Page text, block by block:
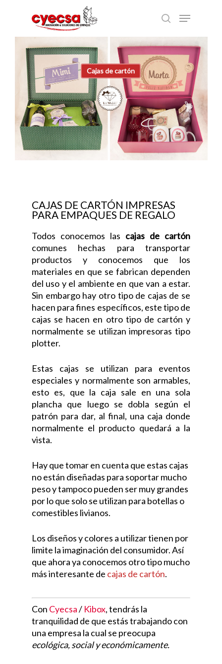
search
Menu
Cajas de cartón
CAJAS DE CARTÓN IMPRESAS
PARA EMPAQUES DE REGALO
Todos conocemos las cajas de cartón
comunes hechas para transportar
productos y conocemos que los
materiales en que se fabrican dependen
del uso y el ambiente en que van a estar.
Sin embargo hay otro tipo de cajas de se
hacen para fines específicos, este tipo de
cajas se hacen en otro tipo de cartón y
normalmente se utilizan impresoras tipo
plotter.
Estas cajas se utilizan para eventos
especiales y normalmente son armables,
esto es, que la caja sale en una sola
plancha que luego se dobla según el
patrón para dar, al final, una caja donde
normalmente el producto quedará a la
vista.
Hay que tomar en cuenta que estas cajas
no están diseñadas para soportar mucho
peso y tampoco pueden ser muy grandes
por lo que solo se utilizan para botellas o
comestibles livianos.
Los diseños y colores a utilizar tienen por
limite la imaginación del consumidor. Así
que ahora ya conocemos otro tipo mucho
más interesante de cajas de cartón.
Con Cyecsa/ Kibox, tendrás la
tranquilidad de que estás trabajando con
una empresa la cual se preocupa
ecológica, social y económicamente.